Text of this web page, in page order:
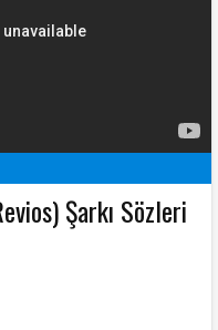
20 May
2025
Delindi (ft. Revios) Şarkı Sözleri
Şarkı Sözleri